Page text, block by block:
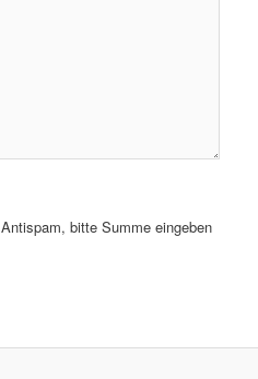
Antispam, bitte Summe eingeben